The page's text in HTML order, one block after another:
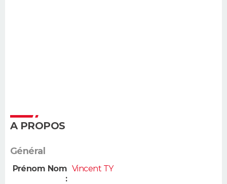
A PROPOS
Général
Prénom Nom
:
Vincent TY